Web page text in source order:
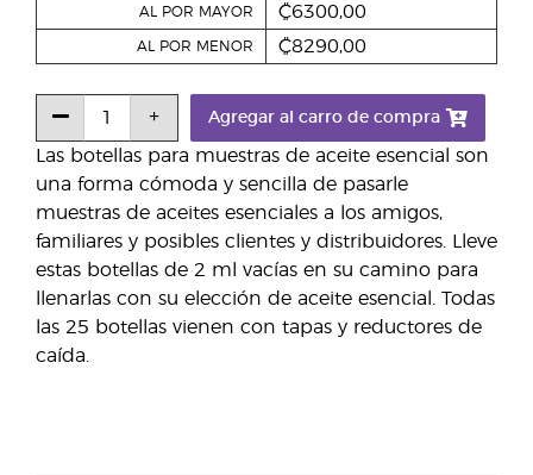
Las botellas para muestras de aceite esencial son
una forma cómoda y sencilla de pasarle
muestras de aceites esenciales a los amigos,
familiares y posibles clientes y distribuidores. Lleve
estas botellas de 2 ml vacías en su camino para
llenarlas con su elección de aceite esencial. Todas
las 25 botellas vienen con tapas y reductores de
caída.
AL POR MAYOR ₡6300,00
AL POR MENOR ₡8290,00
Agregar al carro de compra